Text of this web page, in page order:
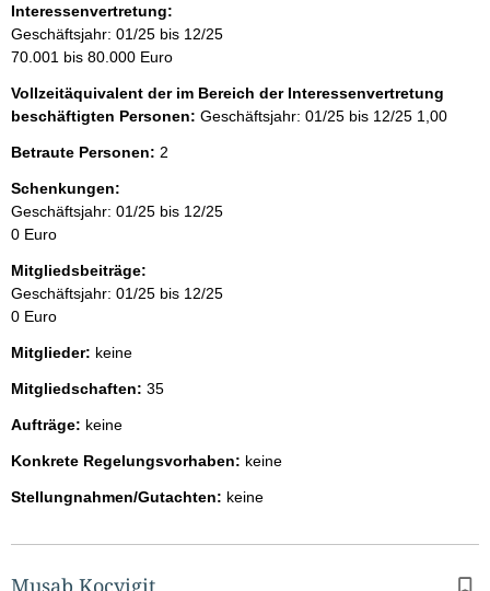
Interessenvertretung:
Geschäftsjahr: 01/25 bis 12/25
70.001 bis 80.000 Euro
Vollzeitäquivalent der im Bereich der Interessenvertretung
beschäftigten Personen: Geschäftsjahr: 01/25 bis 12/25 1,00
Betraute Personen: 2
Schenkungen:
Geschäftsjahr: 01/25 bis 12/25
0 Euro
Mitgliedsbeiträge:
Geschäftsjahr: 01/25 bis 12/25
0 Euro
Mitglieder: keine
Mitgliedschaften: 35
Aufträge: keine
Konkrete Regelungsvorhaben: keine
Stellungnahmen/Gutachten: keine
Musab Kocyigit